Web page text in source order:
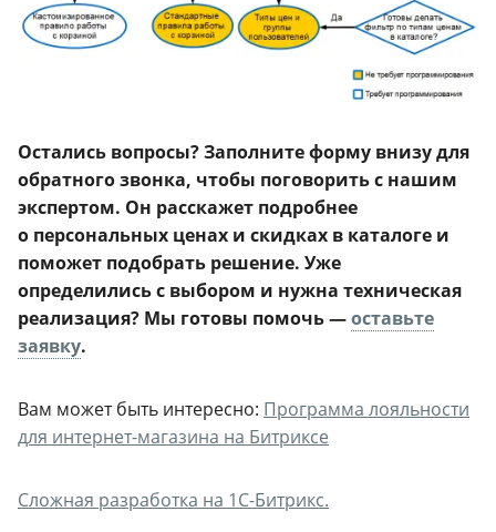
Остались вопросы? Заполните форму внизу для
обратного звонка, чтобы поговорить с нашим
экспертом. Он расскажет подробнее
о персональных ценах и скидках в каталоге и
поможет подобрать решение. Уже
определились с выбором и нужна техническая
реализация? Мы готовы помочь —оставьте
заявку.
Вам может быть интересно: Программа лояльности
для интернет-магазина на Битриксе
Сложная разработка на 1С-Битрикс.